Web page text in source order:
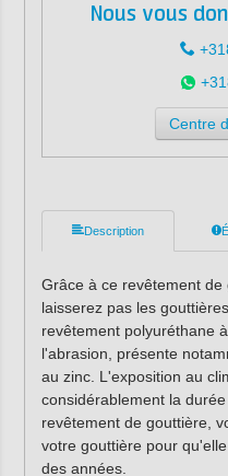
Nous vous
Centre
Description
Grâce à ce revêtement
laisserez pas les
revêtement polyuréthane
l'abrasion, présente
au zinc. L'exposition au
considérablement la
revêtement de gouttière,
votre gouttière pour
des années.